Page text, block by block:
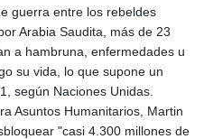
guerra entre los rebeldes
Arabia Saudita, más de 23
a hambruna, enfermedades u
su vida, lo que supone un
según Naciones Unidas.
Asuntos Humanitarios, Martin
"casi 4.300 millones de